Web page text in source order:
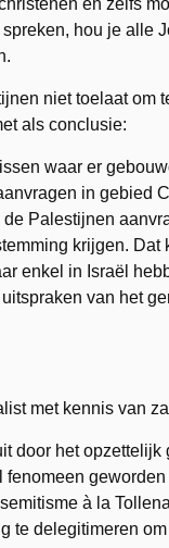
en zelfs
hou je alle
niet toelaat om
als conclusie:
waar er
in gebied
Palestijnen
krijgen. Dat
enkel in Israël
van het
met kennis van
door het opzettelijk
à la
te delegitimeren